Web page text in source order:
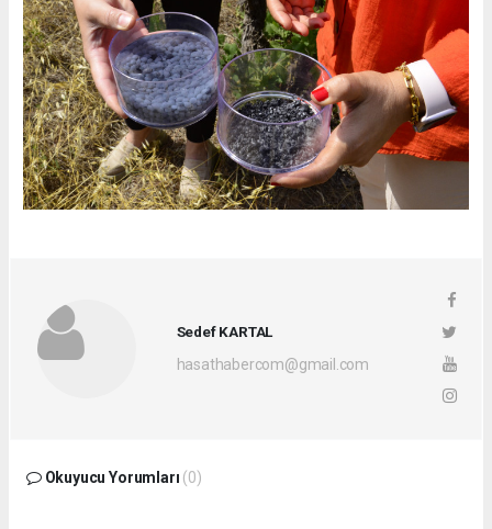
Sedef KARTAL
hasathabercom@gmail.com
Okuyucu Yorumları (0)